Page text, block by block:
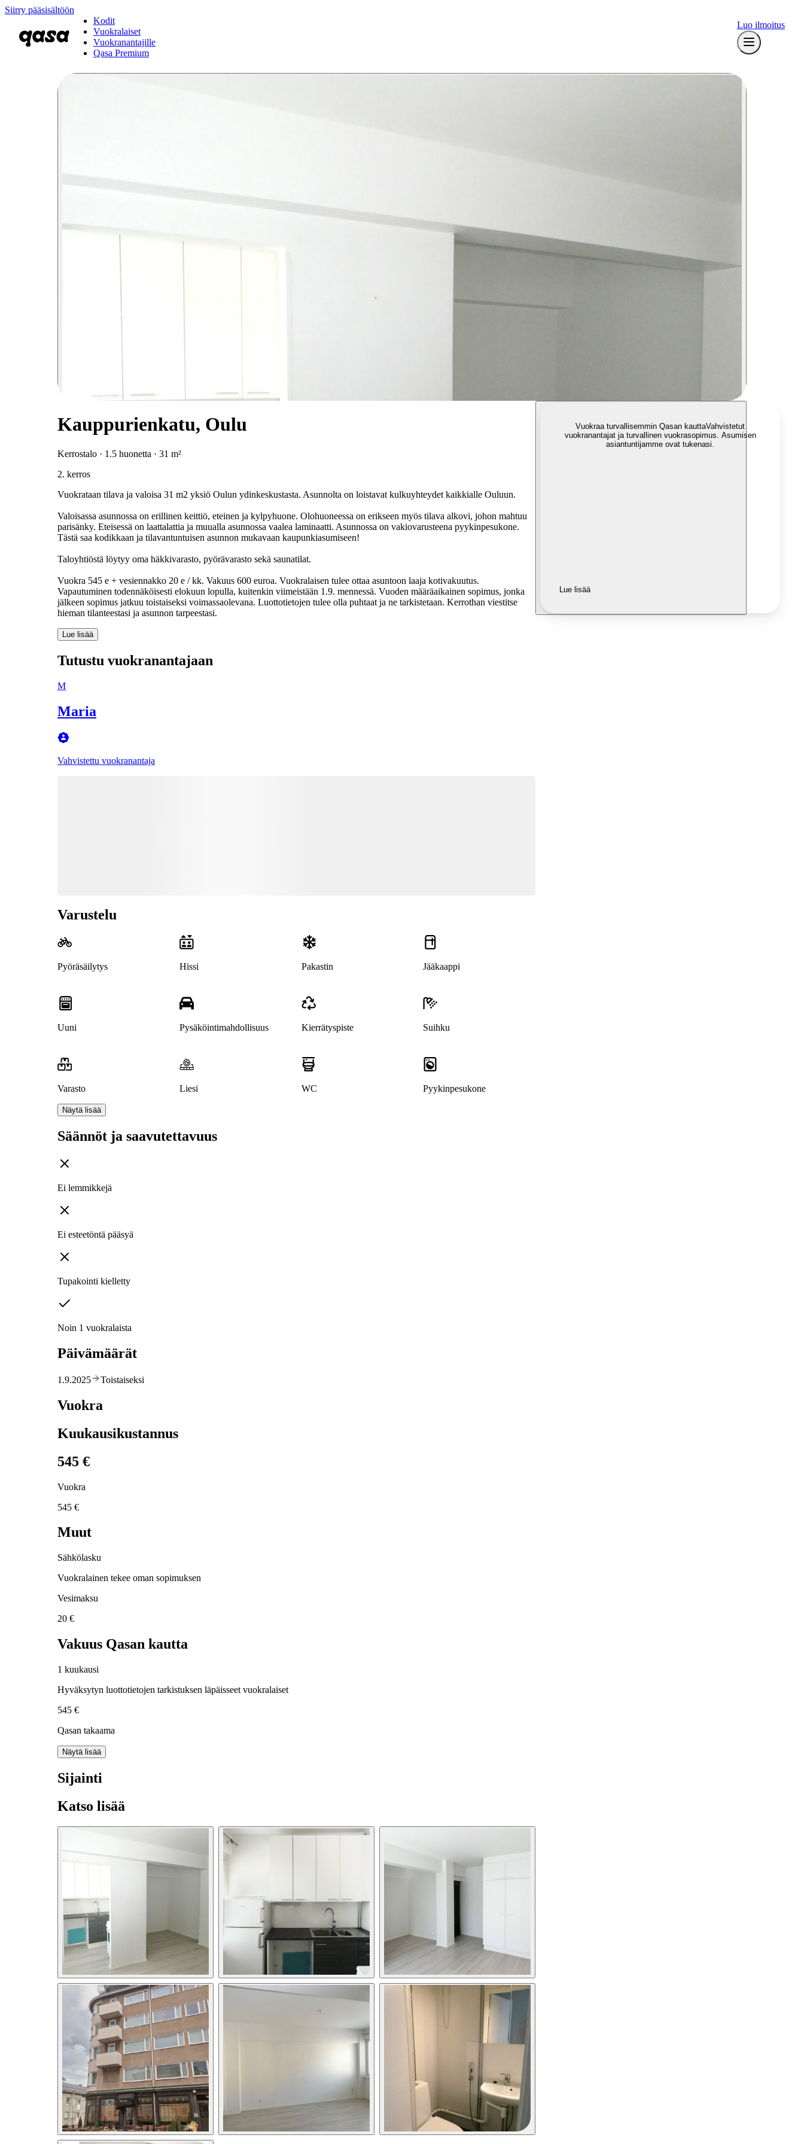
Siirry pääsisältöön
Kodit
Vuokralaiset
Vuokranantajille
Qasa Premium
Luo ilmoitus
Kauppurienkatu, Oulu
Kerrostalo · 1.5 huonetta · 31 m²
2. kerros
Vuokrataan tilava ja valoisa 31 m2 yksiö Oulun ydinkeskustasta. Asunnolta on loistavat kulkuyhteydet kaikkialle Ouluun.
Valoisassa asunnossa on erillinen keittiö, eteinen ja kylpyhuone. Olohuoneessa on erikseen myös tilava alkovi, johon mahtuu
parisänky. Eteisessä on laattalattia ja muualla asunnossa vaalea laminaatti. Asunnossa on vakiovarusteena pyykinpesukone.
Tästä saa kodikkaan ja tilavantuntuisen asunnon mukavaan kaupunkiasumiseen!
Taloyhtiöstä löytyy oma häkkivarasto, pyörävarasto sekä saunatilat.
Vuokra 545 e + vesiennakko 20 e / kk. Vakuus 600 euroa. Vuokralaisen tulee ottaa asuntoon laaja kotivakuutus.
Vapautuminen todennäköisesti elokuun lopulla, kuitenkin viimeistään 1.9. mennessä. Vuoden määräaikainen sopimus, jonka
jälkeen sopimus jatkuu toistaiseksi voimassaolevana. Luottotietojen tulee olla puhtaat ja ne tarkistetaan. Kerrothan viestitse
hieman tilanteestasi ja asunnon tarpeestasi.
Lue lisää
Tutustu vuokranantajaan
M
Maria
Vahvistettu vuokranantaja
Varustelu
Pyöräsäilytys Hissi Pakastin Jääkaappi
Uuni Pysäköintimahdollisuus Kierrätyspiste Suihku
Varasto Liesi WC Pyykinpesukone
Näytä lisää
Säännöt ja saavutettavuus
Ei lemmikkejä
Ei esteetöntä pääsyä
Tupakointi kielletty
Noin 1 vuokralaista
Päivämäärät
1.9.2025 Toistaiseksi
Vuokra
Kuukausikustannus
545 €
Vuokra
545 €
Muut
Sähkölasku
Vuokralainen tekee oman sopimuksen
Vesimaksu
20 €
Vakuus Qasan kautta
1 kuukausi
Hyväksytyn luottotietojen tarkistuksen läpäisseet vuokralaiset
545 €
Qasan takaama
Näytä lisää
Sijainti
Katso lisää
Vuokraa turvallisemmin Qasan kauttaVahvistetut
vuokranantajat ja turvallinen vuokrasopimus. Asumisen
asiantuntijamme ovat tukenasi.
Lue lisää